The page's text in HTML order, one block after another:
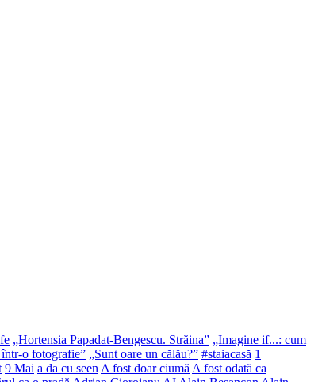
„Hortensia Papadat-Bengescu. Străina” „Imagine if...: cum
într-o fotografie” „Sunt oare un călău?” #staiacasă 1
9 Mai a da cu seen A fost doar ciumă A fost odată ca